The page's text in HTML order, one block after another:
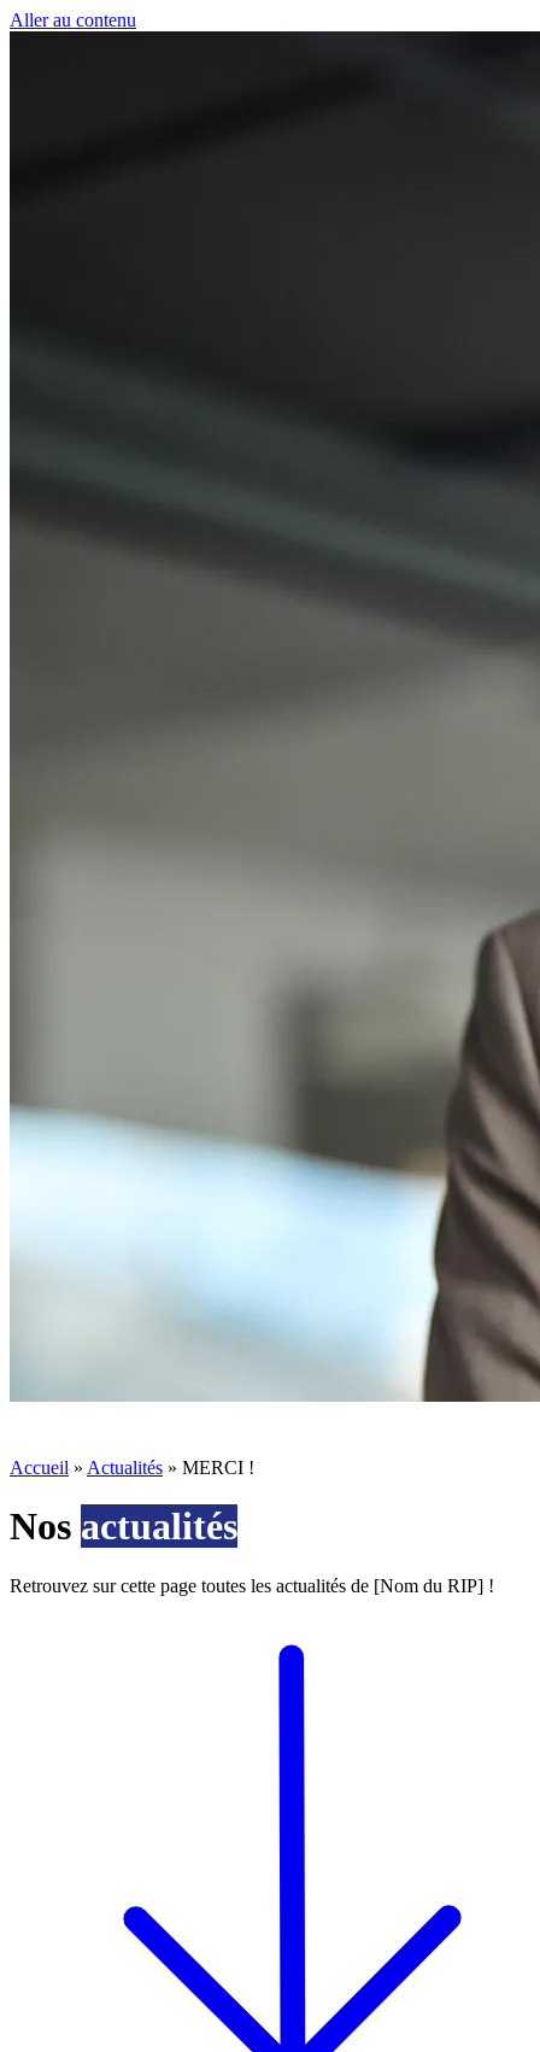
Aller au contenu
Accueil » Actualités » MERCI !
Nos actualités
Retrouvez sur cette page toutes les actualités de [Nom du RIP] !
Panneau de gestion des cookies